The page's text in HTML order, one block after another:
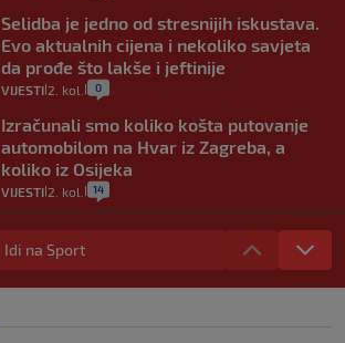
Selidba je jedno od stresnijih iskustava.
Evo aktualnih cijena i nekoliko savjeta
da prođe što lakše i jeftinije
VIJESTI 2. kol. 0
Izračunali smo koliko košta putovanje
automobilom na Hvar iz Zagreba, a
koliko iz Osijeka
VIJESTI 2. kol. 14
"Kći je otišla na more, a zaboravila
zdravstvenu iskaznicu". Kakva su prava
pacijenata izvan mjesta prebivališta?
1
Idi na Sport